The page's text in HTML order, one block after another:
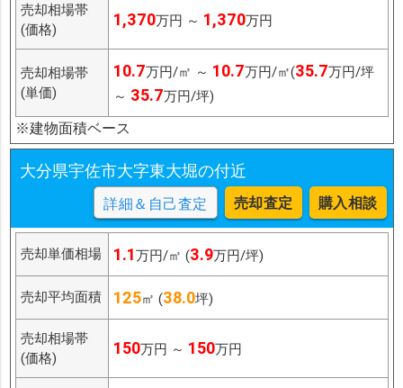
売却相場帯
(価格)
1,370万円 ～ 1,370万円
売却相場帯
(単価)
10.7万円/㎡ ～ 10.7万円/㎡(35.7万円/坪
～ 35.7万円/坪)
※建物面積ベース
大分県宇佐市大字東大堀の付近
詳細＆自己査定 売却査定 購入相談
売却単価相場 1.1万円/㎡ (3.9万円/坪)
売却平均面積 125㎡ (38.0坪)
売却相場帯
(価格)
150万円 ～ 150万円